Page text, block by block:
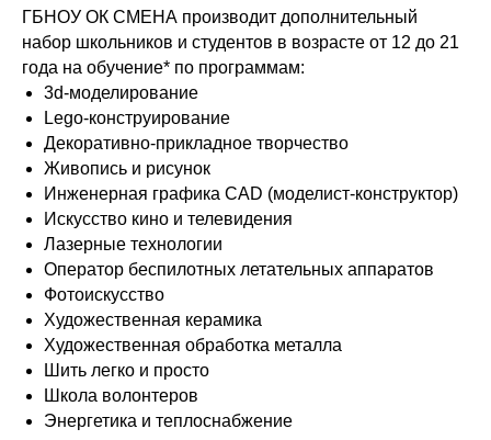
ГБНОУ ОК СМЕНА производит дополнительный
набор школьников и студентов в возрасте от 12 до 21
года на обучение* по программам:
3d-моделирование
Lego-конструирование
Декоративно-прикладное творчество
Живопись и рисунок
Инженерная графика CAD (моделист-конструктор)
Искусство кино и телевидения
Лазерные технологии
Оператор беспилотных летательных аппаратов
Фотоискусство
Художественная керамика
Художественная обработка металла
Шить легко и просто
Школа волонтеров
Энергетика и теплоснабжение